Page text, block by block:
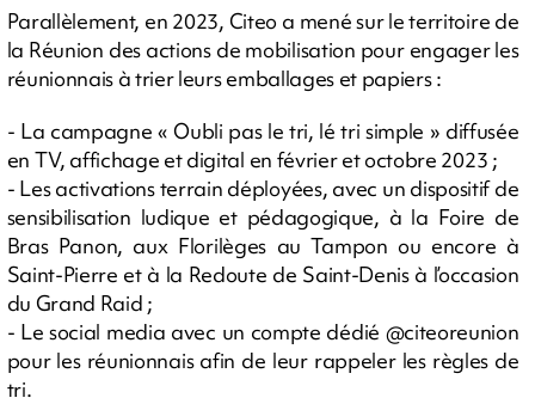
Parallèlement, en 2023, Citeo a mené sur le territoire de
la Réunion des actions de mobilisation pour engager les
réunionnais à trier leurs emballages et papiers :
- La campagne « Oubli pas le tri, lé tri simple » diffusée
en TV, affichage et digital en février et octobre 2023 ;
- Les activations terrain déployées, avec un dispositif de
sensibilisation ludique et pédagogique, à la Foire de
Bras Panon, aux Florilèges au Tampon ou encore à
Saint-Pierre et à la Redoute de Saint-Denis à l’occasion
du Grand Raid ;
- Le social media avec un compte dédié @citeoreunion
pour les réunionnais afin de leur rappeler les règles de
tri.